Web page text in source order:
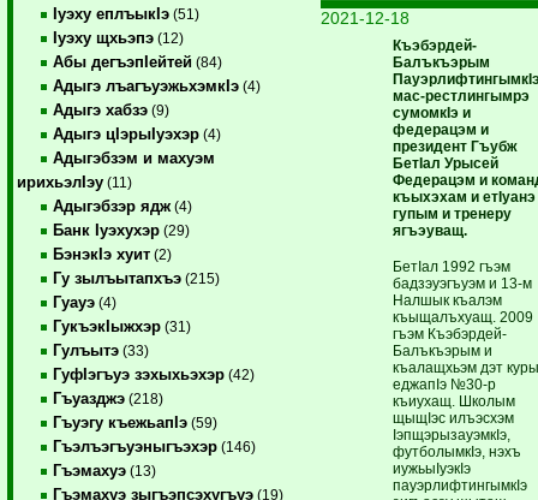
Iуэху еплъыкIэ (51)
Iуэху щхьэпэ (12)
Абы дегъэпIейтей (84)
Адыгэ лъагъуэжьхэмкIэ (4)
Адыгэ хабзэ (9)
Адыгэ цIэрыIуэхэр (4)
Адыгэбзэм и махуэм
ирихьэлIэу (11)
Адыгэбзэр ядж (4)
Банк Iуэхухэр (29)
БэнэкIэ хуит (2)
Гу зылъытапхъэ (215)
Гуауэ (4)
ГукъэкIыжхэр (31)
Гулъытэ (33)
ГуфIэгъуэ зэхыхьэхэр (42)
Гъуазджэ (218)
Гъуэгу къежьапIэ (59)
Гъэлъэгъуэныгъэхэр (146)
Гъэмахуэ (13)
Гъэмахуэ зыгъэпсэхугъуэ (19)
2021-12-18
Къэбэрдей-
Балъкъэрым
мас-рестлингымрэ
сумомкIэ и
федерацэм и
президент Гъубж
БетIал Урысей
Федерацэм и
къыхэхам и етIуанэ
гупым и тренеру
ягъэуващ.
БетIал 1992 гъэм
бадзэуэгъуэм и 13-м
Налшык къалэм
къыщалъхуащ. 2009
гъэм Къэбэрдей-
Балъкъэрым и
къалащхьэм дэт
еджапIэ №30-р
къиухащ. Школым
щыщIэс илъэсхэм
IэпщэрызауэмкIэ,
футболымкIэ, нэхъ
иужьыIуэкIэ
пауэрлифтингымкIэ